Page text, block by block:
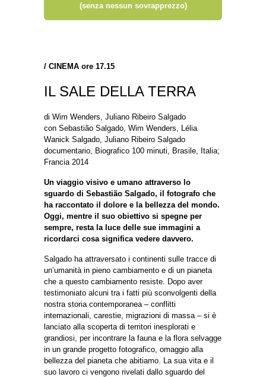
(senza nessun sovrapprezzo)
/ CINEMA ore 17.15
IL SALE DELLA TERRA
di Wim Wenders, Juliano Ribeiro Salgado
con Sebastião Salgado, Wim Wenders, Lélia
Wanick Salgado, Juliano Ribeiro Salgado
documentario, Biografico 100 minuti, Brasile, Italia;
Francia 2014
Un viaggio visivo e umano attraverso lo
sguardo di Sebastião Salgado, il fotografo che
ha raccontato il dolore e la bellezza del mondo.
Oggi, mentre il suo obiettivo si spegne per
sempre, resta la luce delle sue immagini a
ricordarci cosa significa vedere davvero.
Salgado ha attraversato i continenti sulle tracce di
un’umanità in pieno cambiamento e di un pianeta
che a questo cambiamento resiste. Dopo aver
testimoniato alcuni tra i fatti più sconvolgenti della
nostra storia contemporanea – conflitti
internazionali, carestie, migrazioni di massa – si è
lanciato alla scoperta di territori inesplorati e
grandiosi, per incontrare la fauna e la flora selvagge
in un grande progetto fotografico, omaggio alla
bellezza del pianeta che abitiamo. La sua vita e il
suo lavoro ci vengono rivelati dallo sguardo del